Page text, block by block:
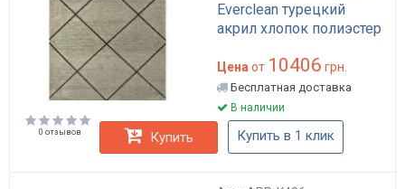
Everclean турецкий
акрил хлопок полиэстер
K782
Цена от 10406 грн.
Бесплатная доставка
В наличии
0 отзывов Купить Купить в 1 клик